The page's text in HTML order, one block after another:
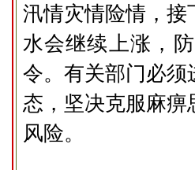
汛情灾情险情，
水会继续上涨，
令。有关部门必
态，坚决克服麻
风险。